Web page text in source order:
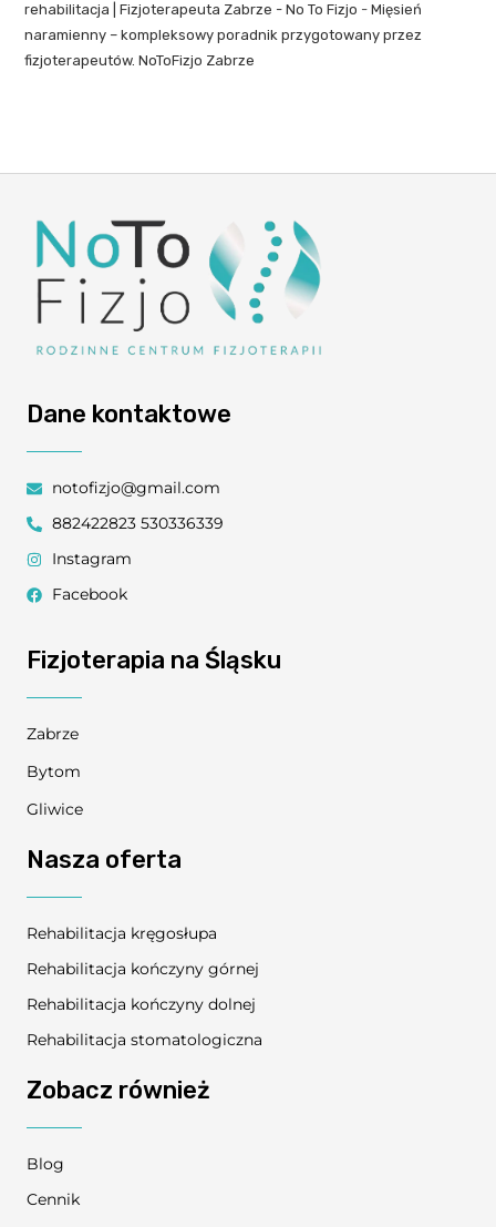
rehabilitacja | Fizjoterapeuta Zabrze - No To Fizjo -Mięsień
naramienny – kompleksowy poradnik przygotowany przez
fizjoterapeutów. NoToFizjo Zabrze
Dane kontaktowe
notofizjo@gmail.com
882422823 530336339
Instagram
Facebook
Fizjoterapia na Śląsku
Zabrze
Bytom
Gliwice
Nasza oferta
Rehabilitacja kręgosłupa
Rehabilitacja kończyny górnej
Rehabilitacja kończyny dolnej
Rehabilitacja stomatologiczna
Zobacz również
Blog
Cennik